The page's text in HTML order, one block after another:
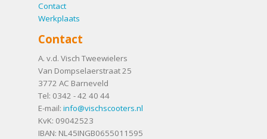
Contact
Werkplaats
Contact
A. v.d. Visch Tweewielers
Van Dompselaerstraat 25
3772 AC Barneveld
Tel: 0342 - 42 40 44
E-mail: info@vischscooters.nl
KvK: 09042523
IBAN: NL45INGB0655011595